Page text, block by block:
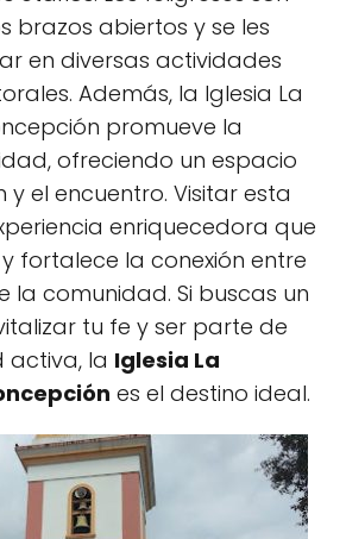
brazos abiertos y se les
en diversas actividades
Además, la Iglesia La
promueve la
ofreciendo un espacio
el encuentro. Visitar esta
enriquecedora que
fortalece la conexión entre
la comunidad. Si buscas un
tu fe y ser parte de
activa, la Iglesia La
es el destino ideal.